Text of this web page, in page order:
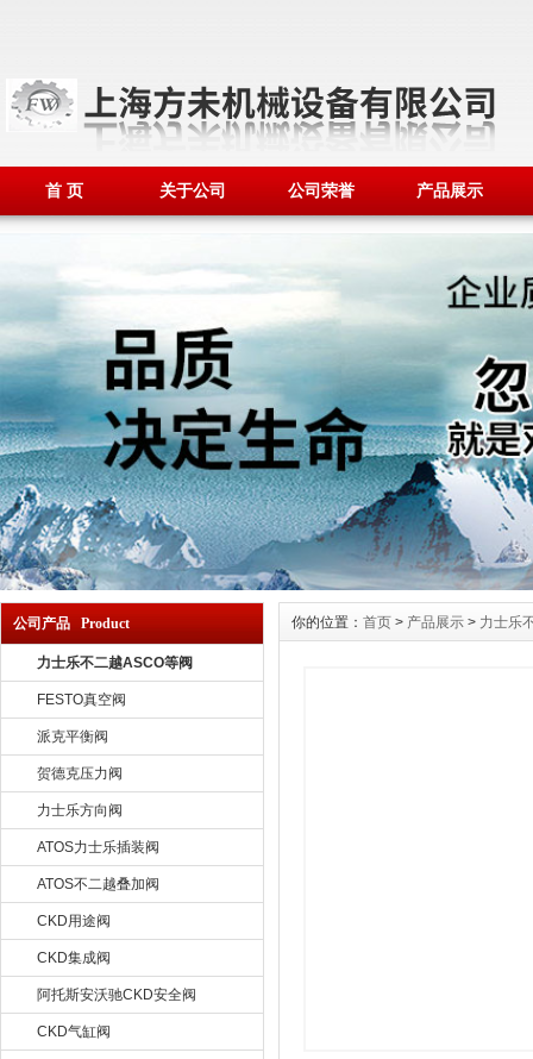
首 页 关于公司 公司荣誉 产品展示
公司产品 Product
力士乐不二越ASCO等阀
FESTO真空阀
派克平衡阀
贺德克压力阀
力士乐方向阀
ATOS力士乐插装阀
ATOS不二越叠加阀
CKD用途阀
CKD集成阀
阿托斯安沃驰CKD安全阀
CKD气缸阀
你的位置： 首页 > 产品展示 > 力士乐